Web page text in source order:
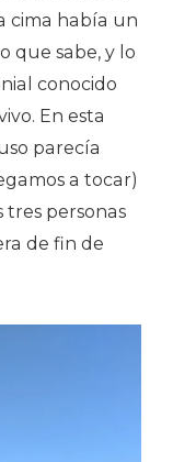
cima había un
que sabe, y lo
conocido
En esta
parecía
a tocar)
tres personas
de fin de